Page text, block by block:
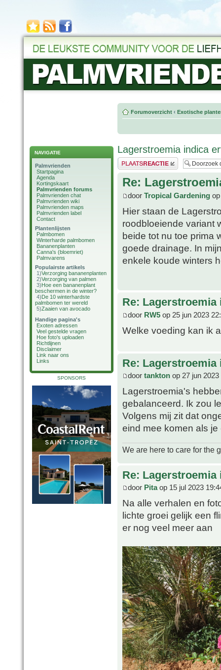
NAVIGATIE
Palmvrienden
Startpagina
Agenda
Kortingskaart
Palmvrienden forums
Palmvrienden chat
Palmvrienden wiki
Palmvrienden maps
Palmvrienden label
Contact
Plantenlijsten
Palmbomen
Winterharde palmbomen
Bananenplanten
Canna's (bloemriet)
Palmvarens
Populairste artikels
1)Verzorging bananenplanten
2)Verzorging van palmen
3)Hoe een bananenplant
beschermen in de winter?
4)De 10 winterhardste
palmbomen ter wereld
5)Zaaien van avocado
Handige pagina's
Exoten adressen
Veel gestelde vragen
Hoe foto's uploaden
Richtlijnen
Disclaimer
Link naar ons
Links
SPONSORS
Forumoverzicht ‹ Exotische
Lagerstroemia indica
Plaats een reactie
Re:
door Tropical Gardening
Hier staan de
roodbloeiende variant
beide tot nu toe prima
goede drainage. In
enkele koude winters
Re:
door RW5 op 25 jun 2023
Welke voeding kan ik
Re:
door tankton op 27 jun 2023
Lagerstroemia's
gebalanceerd. Ik zou
Volgens mij zit dat
eind mee komen als
We are here to care for the
Re:
door Pitaop 15 jul 2023
Na alle verhalen en
lichte groei gelijk een
er nog veel meer aan